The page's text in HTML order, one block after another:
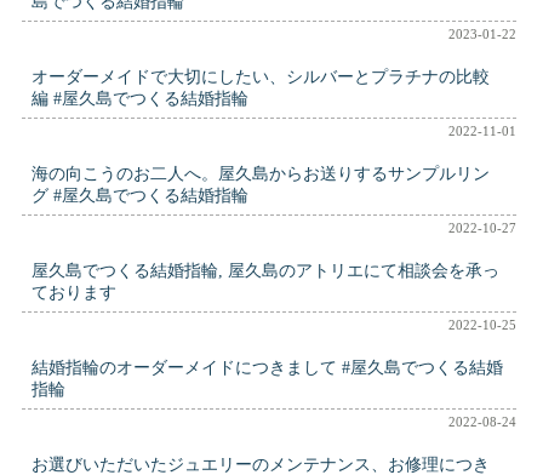
2023-01-22
オーダーメイドで大切にしたい、シルバーとプラチナの比較
編 #屋久島でつくる結婚指輪
2022-11-01
海の向こうのお二人へ。屋久島からお送りするサンプルリン
グ #屋久島でつくる結婚指輪
2022-10-27
屋久島でつくる結婚指輪, 屋久島のアトリエにて相談会を承っ
ております
2022-10-25
結婚指輪のオーダーメイドにつきまして #屋久島でつくる結婚
指輪
2022-08-24
お選びいただいたジュエリーのメンテナンス、お修理につき